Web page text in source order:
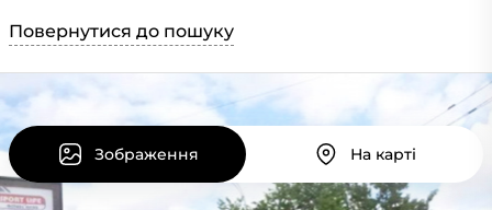
Повернутися до пошуку
Зображення На карті